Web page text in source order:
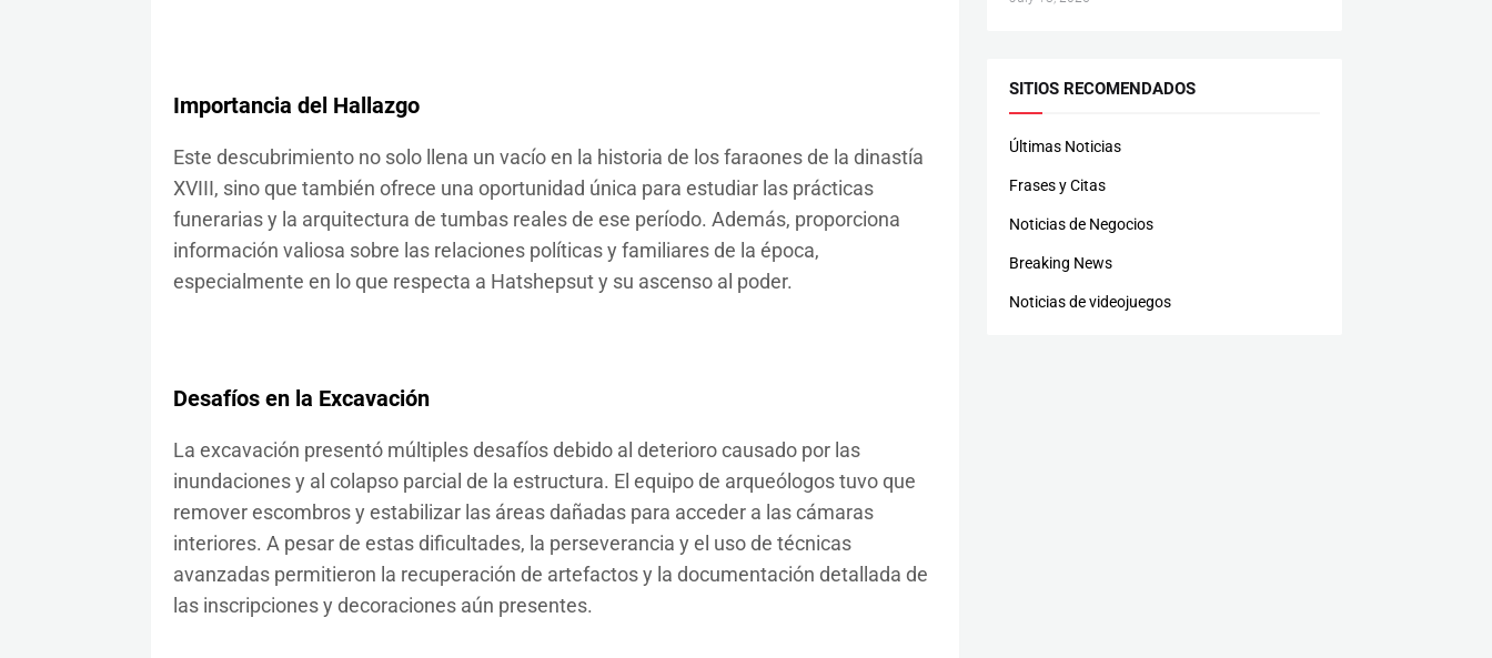
Importancia del Hallazgo
Este descubrimiento no solo llena un vacío en la historia de los faraones de la dinastía
XVIII, sino que también ofrece una oportunidad única para estudiar las prácticas
funerarias y la arquitectura de tumbas reales de ese período. Además, proporciona
información valiosa sobre las relaciones políticas y familiares de la época,
especialmente en lo que respecta a Hatshepsut y su ascenso al poder.
Desafíos en la Excavación
La excavación presentó múltiples desafíos debido al deterioro causado por las
inundaciones y al colapso parcial de la estructura. El equipo de arqueólogos tuvo que
remover escombros y estabilizar las áreas dañadas para acceder a las cámaras
interiores. A pesar de estas dificultades, la perseverancia y el uso de técnicas
avanzadas permitieron la recuperación de artefactos y la documentación detallada de
las inscripciones y decoraciones aún presentes.
SITIOS RECOMENDADOS
Últimas Noticias
Frases y Citas
Noticias de Negocios
Breaking News
Noticias de videojuegos